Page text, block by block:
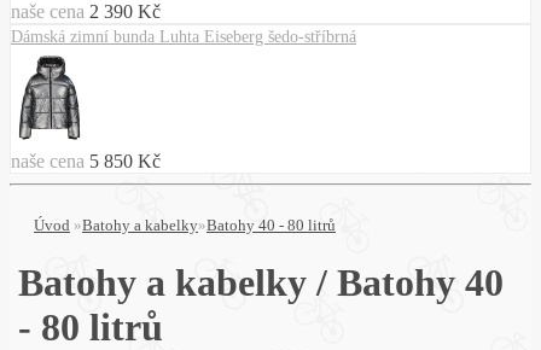
naše cena 2 390 Kč
Dámská zimní bunda Luhta Eiseberg šedo-stříbrná
naše cena 5 850 Kč
Úvod »Batohy a kabelky»Batohy 40 - 80 litrů
Batohy a kabelky / Batohy 40
- 80 litrů